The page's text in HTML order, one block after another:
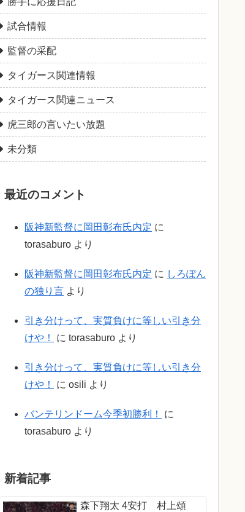
試合情報
監督の采配
タイガース関連情報
タイガース関連ニュース
虎三郎の言いたい放題
未分類
最近のコメント
阪神新監督に岡田彰布氏内定 に
torasaburo より
阪神新監督に岡田彰布氏内定 に しろぽん
の独り言 より
引き分けって、実質負けに等しい引き分
けや！
に torasaburo より
引き分けって、実質負けに等しい引き分
けや！
に osili より
バンテリンドーム今季初勝利！
に
torasaburo より
新着記事
森下翔太 4安打 村上頌